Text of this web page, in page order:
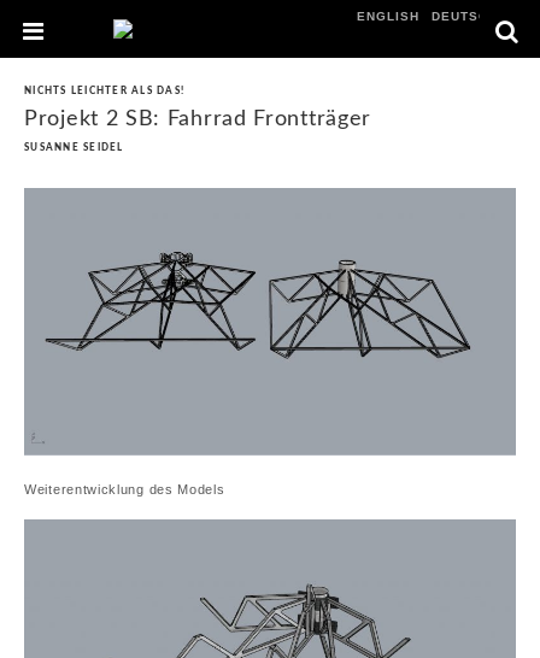
ENGLISH DEUTSCH
NICHTS LEICHTER ALS DAS!
Projekt 2 SB: Fahrrad Frontträger
SUSANNE SEIDEL
Weiterentwicklung des Models